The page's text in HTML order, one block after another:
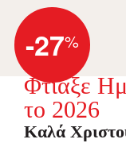
-27%
Φτιάξε
το 2026
Καλά